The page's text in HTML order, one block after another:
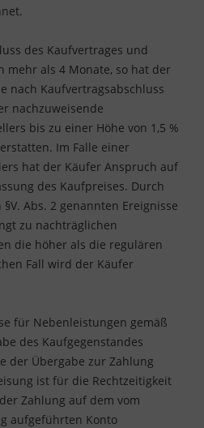
des Kaufvertrages und
als 4 Monate, so hat der
nach Kaufvertragsabschluss
nachzuweisende
bis zu einer Höhe von 1,5 %
Im Falle einer
hat der Käufer Anspruch auf
des Kaufpreises. Durch
Abs. 2 genannten Ereignisse
zu nachträglichen
die höher als die regulären
Fall wird der Käufer
für Nebenleistungen gemäß
des Kaufgegenstandes
der Übergabe zur Zahlung
ist für die Rechtzeitigkeit
Zahlung auf dem vom
aufgeführten Konto